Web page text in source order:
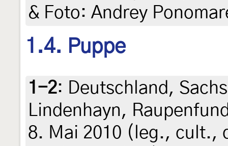
& Foto: Andrey
1.4. Puppe
1-2: Deutschland,
Lindenhayn,
8. Mai 2010 (leg., cult.,